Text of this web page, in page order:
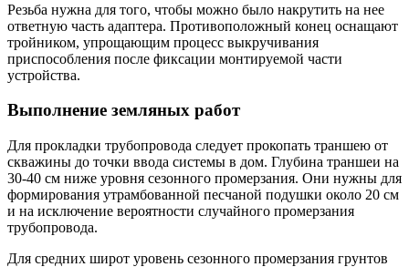
Резьба нужна для того, чтобы можно было накрутить на нее
ответную часть адаптера. Противоположный конец оснащают
тройником, упрощающим процесс выкручивания
приспособления после фиксации монтируемой части
устройства.
Выполнение земляных работ
Для прокладки трубопровода следует прокопать траншею от
скважины до точки ввода системы в дом. Глубина траншеи на
30-40 см ниже уровня сезонного промерзания. Они нужны для
формирования утрамбованной песчаной подушки около 20 см
и на исключение вероятности случайного промерзания
трубопровода.
Для средних широт уровень сезонного промерзания грунтов